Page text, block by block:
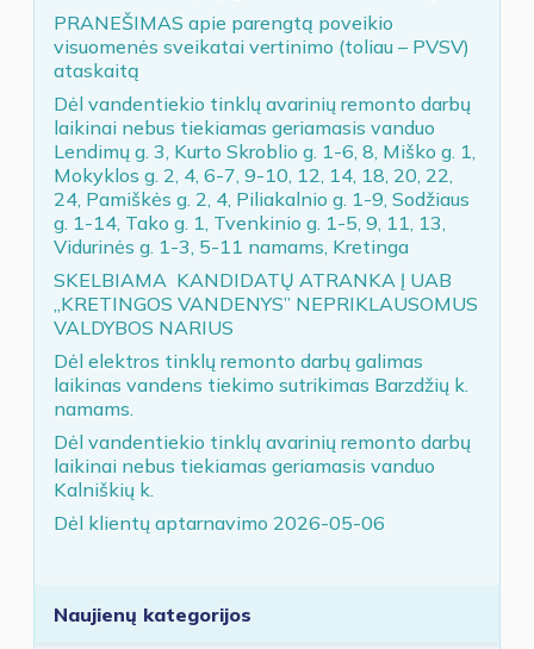
PRANEŠIMAS apie parengtą poveikio
visuomenės sveikatai vertinimo (toliau – PVSV)
ataskaitą
Dėl vandentiekio tinklų avarinių remonto darbų
laikinai nebus tiekiamas geriamasis vanduo
Lendimų g. 3, Kurto Skroblio g. 1-6, 8, Miško g. 1,
Mokyklos g. 2, 4, 6-7, 9-10, 12, 14, 18, 20, 22,
24, Pamiškės g. 2, 4, Piliakalnio g. 1-9, Sodžiaus
g. 1-14, Tako g. 1, Tvenkinio g. 1-5, 9, 11, 13,
Vidurinės g. 1-3, 5-11 namams, Kretinga
SKELBIAMA KANDIDATŲ ATRANKA Į UAB
„KRETINGOS VANDENYS” NEPRIKLAUSOMUS
VALDYBOS NARIUS
Dėl elektros tinklų remonto darbų galimas
laikinas vandens tiekimo sutrikimas Barzdžių k.
namams.
Dėl vandentiekio tinklų avarinių remonto darbų
laikinai nebus tiekiamas geriamasis vanduo
Kalniškių k.
Dėl klientų aptarnavimo 2026-05-06
Naujienų kategorijos